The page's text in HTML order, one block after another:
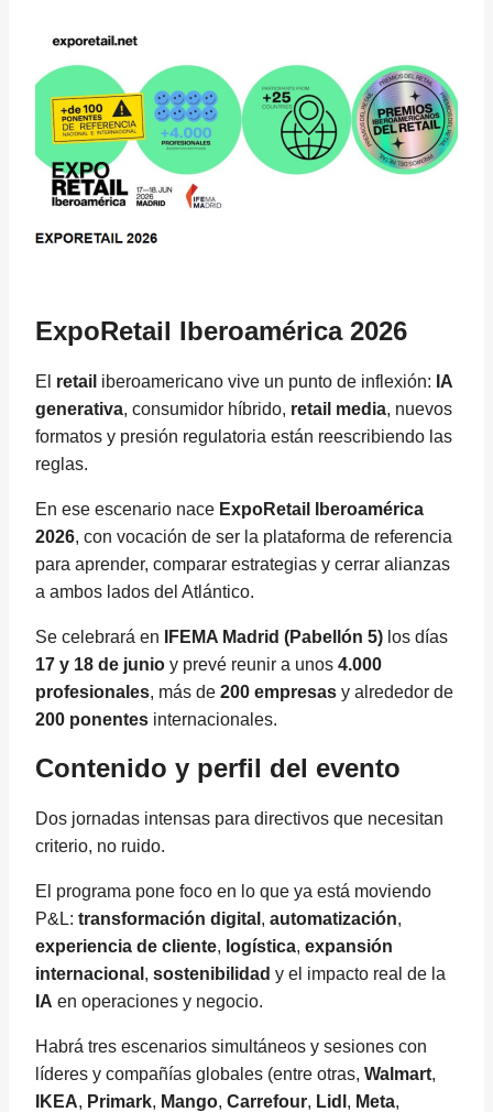
ExpoRetail Iberoamérica 2026
El retail iberoamericano vive un punto de inflexión: IA
generativa, consumidor híbrido, retail media, nuevos
formatos y presión regulatoria están reescribiendo las
reglas.
En ese escenario nace ExpoRetail Iberoamérica
2026, con vocación de ser la plataforma de referencia
para aprender, comparar estrategias y cerrar alianzas
a ambos lados del Atlántico.
Se celebrará en IFEMA Madrid (Pabellón 5) los días
17 y 18 de junio y prevé reunir a unos 4.000
profesionales, más de 200 empresas y alrededor de
200 ponentes internacionales.
Contenido y perfil del evento
Dos jornadas intensas para directivos que necesitan
criterio, no ruido.
El programa pone foco en lo que ya está moviendo
P&L: transformación digital , automatización,
experiencia de cliente, logística, expansión
internacional , sostenibilidad y el impacto real de la
IA en operaciones y negocio.
Habrá tres escenarios simultáneos y sesiones con
líderes y compañías globales (entre otras, Walmart,
IKEA, Primark, Mango, Carrefour, Lidl , Meta,